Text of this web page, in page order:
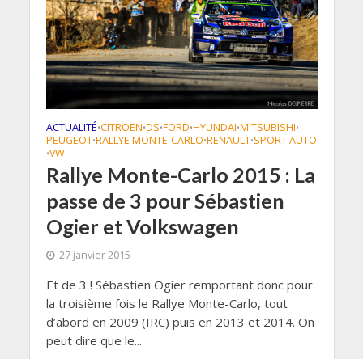
ACTUALITÉ•CITROEN•DS•FORD•HYUNDAI•MITSUBISHI•
PEUGEOT•RALLYE MONTE-CARLO•RENAULT•SPORT AUTO
•VW
Rallye Monte-Carlo 2015 : La
passe de 3 pour Sébastien
Ogier et Volkswagen
27 janvier 2015
Et de 3 ! Sébastien Ogier remportant donc pour
la troisième fois le Rallye Monte-Carlo, tout
d’abord en 2009 (IRC) puis en 2013 et 2014. On
peut dire que le...